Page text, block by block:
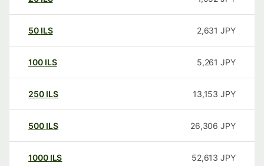
50 ILS 2,631 JPY
100 ILS 5,261 JPY
250 ILS 13,153 JPY
500 ILS 26,306 JPY
1000 ILS 52,613 JPY